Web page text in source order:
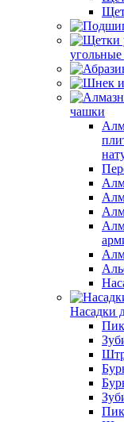
угольные
чашки
Насадки